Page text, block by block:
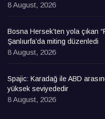
8 August, 2026
Bosna Hersek’ten yola çıkan
Şanlıurfa’da miting düzenledi
8 August, 2026
Spajic: Karadağ ile ABD
yüksek seviyededir
8 August, 2026